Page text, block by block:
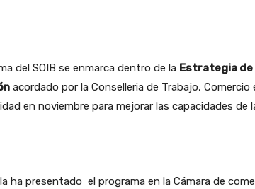
del SOIB se enmarca dentro de la Estrategia de
acordado por la Conselleria de Trabajo,
en noviembre para mejorar las capacidades de
ha presentado el programa en la Cámara de